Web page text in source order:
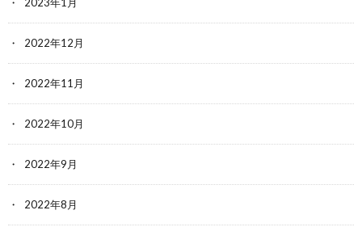
2022年12月
2022年11月
2022年10月
2022年9月
2022年8月